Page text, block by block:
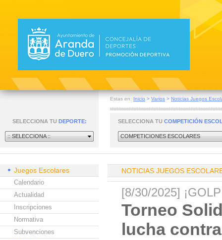
Estas en: Inicio > Varios > Noticias Juegos
SELECCIONA TU DEPORTE:
:: SELECCIONA ::
SELECCIONA TU COMPETICIÓN
COMPETICIONES ESCOLARES
Juegos Escolares
Calendario
Actualidad
Inscripciones
Normativa
Subvenciones
NOTICIAS JUEGOS
[8/30/2025]
Torneo
lucha